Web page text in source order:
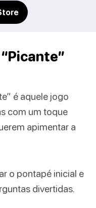
é aquele jogo
com um toque
apimentar a
o pontapé inicial e
divertidas.